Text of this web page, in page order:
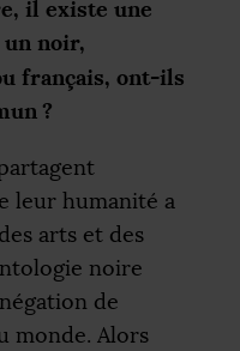
il existe une
un noir,
français, ont-ils
?
leur humanité a
arts et des
noire
de
monde. Alors